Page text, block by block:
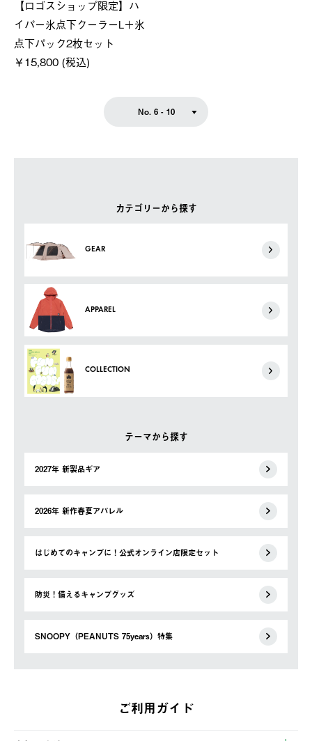
カテゴリーから探す
GEAR
APPAREL
COLLECTION
テーマから探す
2027年 新製品ギア
2026年 新作春夏アパレル
はじめてのキャンプに！公式オンライン店限定セット
防災！備えるキャンプグッズ
SNOOPY（PEANUTS 75years）特集
【ロゴスショップ限定】ハ
イパー氷点下クーラーL＋氷
点下パック2枚セット
￥15,800 (税込)
No. 6 - 10
ご利用ガイド